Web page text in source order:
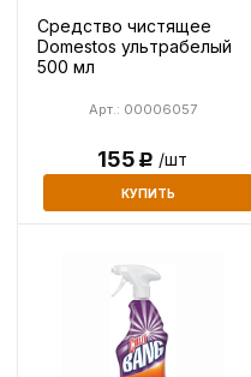
Средство чистящее
Domestos ультрабелый
500 мл
Арт.: 00006057
155Р /шт
КУПИТЬ